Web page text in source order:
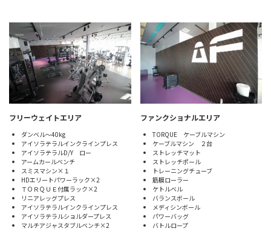
フリーウェイトエリア
ダンベル～40kg
アイソラテラルインクラインプレス
アイソラテラルD/Y ロー
アームカールベンチ
スミスマシン×１
HDエリートパワーラック×2
ＴＯＲＱＵＥ付属ラック×2
リニアレッグプレス
アイソラテラルインクラインプレス
アイソラテラルショルダープレス
マルチアジャスタブルベンチ×2
ファンクショナルエリア
TORQUE ケーブルマシン
ケーブルマシン ２台
ストレッチマット
ストレッチポール
トレーニングチューブ
筋膜ローラー
ケトルベル
バランスボール
メディシンボール
パワーバッグ
バトルロープ